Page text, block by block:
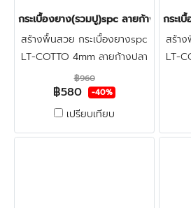
กระเบื้องยาง(รวมปู)spc ลายก้างปลา
สร้างพื้นสวย กระเบื้องยางspc
LT-COTTO 4mm ลายก้างปลา
ราคาโปรปูฟรี+ตรวจพื้นก่อนติด
ตั้ง แข็งแรง&สวยงาม,กัน
น้ำ&กันปลวก ปูทับพื้นเดิม-พื้น
฿960
฿580 -40%
เปรียบเทียบ
กระเ
สร้า
LT-
รา
ตั้
น้ำ